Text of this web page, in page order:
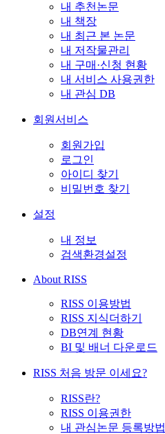
내 추천논문
내 책장
내 최근 본 논문
내 저작물관리
내 구매·신청 현황
내 서비스 사용권한
내 관심 DB
회원서비스
회원가입
로그인
아이디 찾기
비밀번호 찾기
설정
내 정보
검색환경설정
About RISS
RISS 이용방법
RISS 지식더하기
DB연계 현황
BI 및 배너 다운로드
RISS 처음 방문 이세요?
RISS란?
RISS 이용권한
내 관심논문 등록방법